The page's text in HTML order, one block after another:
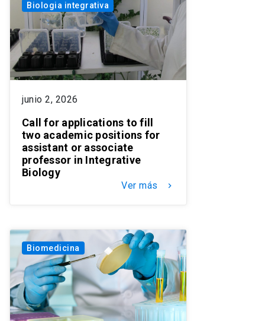
Biologia integrativa
junio 2, 2026
Call for applications to fill
two academic positions for
assistant or associate
professor in Integrative
Biology
Ver más keyboard_arrow_right
Biomedicina